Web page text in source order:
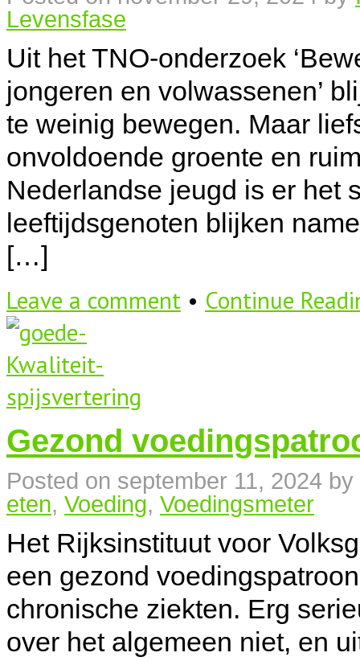
Levensfase
Uit het TNO-onderzoek
jongeren en volwassenen’
te weinig bewegen. Maar
onvoldoende groente en
Nederlandse jeugd is er het
leeftijdsgenoten blijken
[…]
Leave a comment • Continue
Gezond
Posted on september 11, 2024 by
eten, Voeding, Voedingsmeter
Het Rijksinstituut voor
een gezond
chronische ziekten. Erg
over het algemeen niet, en